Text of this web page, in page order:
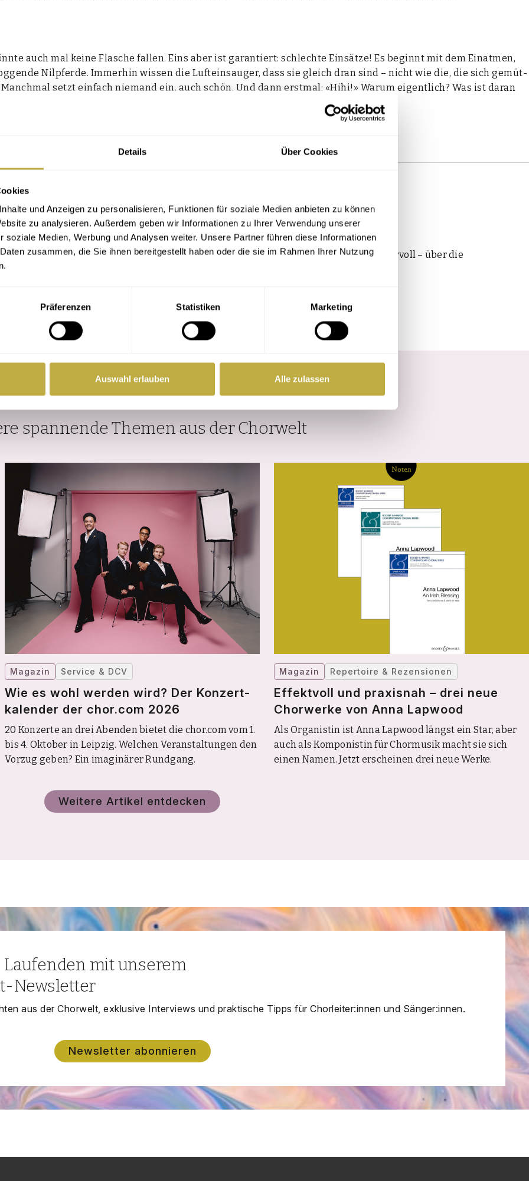
Details Über Cookies
und Anzeigen zu personalisieren, Funktionen für soziale Medien anbieten zu können
zu analysieren. Außerdem geben wir Informationen zu Ihrer Verwendung unserer
soziale Medien, Werbung und Analysen weiter. Unsere Partner führen diese Informationen
zusammen, die Sie ihnen bereitgestellt haben oder die sie im Rahmen Ihrer Nutzung
Präferenzen Statistiken Marketing
Auswahl erlauben Alle zulassen
auch mal kei­ne Fla­sche fal­len. Eins aber ist garan­tiert: schlech­te Ein­sät­ze! Es beginnt mit dem Ein­at­men,
Nil­pfer­de. Immer­hin wis­sen die Luft­ein­sau­ger, dass sie gleich dran sind – nicht wie die, die sich gemüt­
setzt ein­fach nie­mand ein, auch schön. Und dann erst­mal: «Hihi!» War­um eigent­lich? Was ist dar­an
und arbeitet beim DCV in der Öffentlichkeitsarbeit. Sie schreibt – oft humorvoll – über die
spannende Themen aus der Chorwelt
Magazin Service & DCV
Wie es wohl werden wird? Der Konzert­
kalender der chor.com 2026
20 Konzerte an drei Abenden bietet die chor.com vom 1.
bis 4. Oktober in Leipzig. Welchen Veranstaltungen den
Vorzug geben? Ein imaginärer Rundgang.
Magazin Repertoire & Rezensionen
Effektvoll und praxisnah – drei neue
Chorwerke von Anna Lapwood
Als Organistin ist Anna Lapwood längst ein Star, aber
auch als Komponistin für Chormusik macht sie sich
einen Namen. Jetzt erscheinen drei neue Werke.
Weitere Artikel entdecken
Laufenden mit unserem
Newsletter
aus der Chorwelt, exklusive Interviews und praktische Tipps für Chorleiter:innen und Sänger:innen.
Newsletter abonnieren